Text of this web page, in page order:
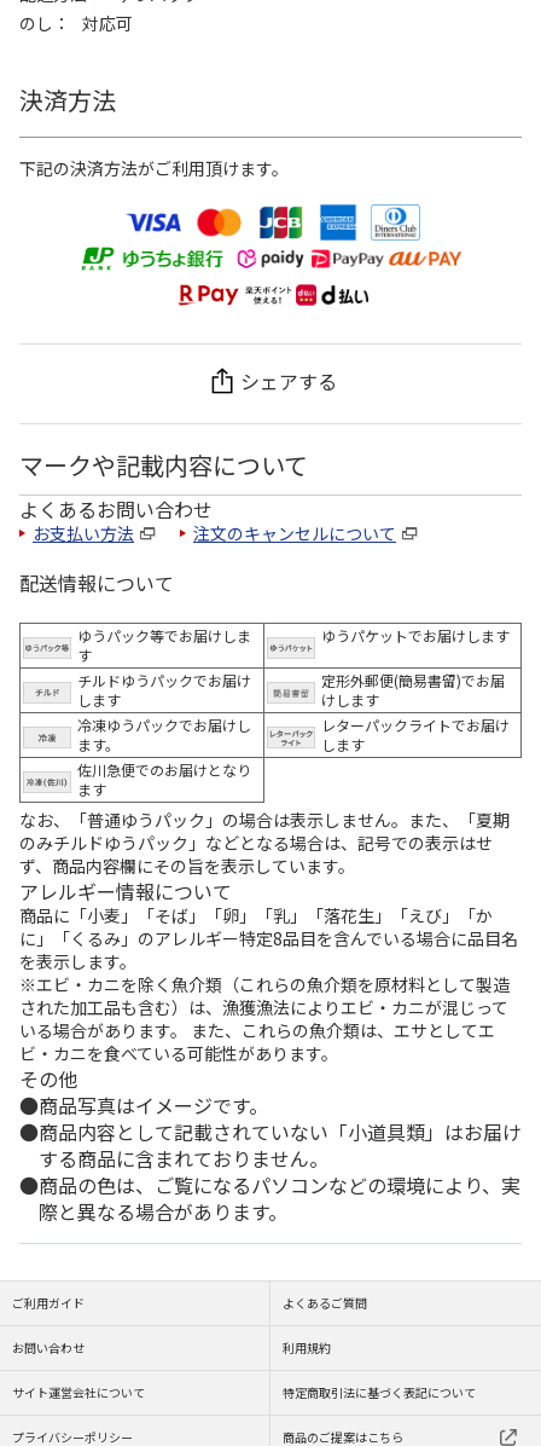
のし
対応可
決済方法
下記の決済方法がご利用頂けます。
シェアする
マークや記載内容について
よくあるお問い合わせ
お支払い方法 注文のキャンセルについて
配送情報について
ゆうパック等でお届けしま
す
ゆうパケットでお届けします
チルドゆうパックでお届け
します
定形外郵便(簡易書留)でお届
けします
冷凍ゆうパックでお届けし
ます。
レターパックライトでお届け
します
佐川急便でのお届けとなり
ます
なお、「普通ゆうパック」の場合は表示しません。また、「夏期
のみチルドゆうパック」などとなる場合は、記号での表示はせ
ず、商品内容欄にその旨を表示しています。
アレルギー情報について
商品に「小麦」「そば」「卵」「乳」「落花生」「えび」「か
に」「くるみ」のアレルギー特定8品目を含んでいる場合に品目名
を表示します。
※エビ・カニを除く魚介類（これらの魚介類を原材料として製造
された加工品も含む）は、漁獲漁法によりエビ・カニが混じって
いる場合があります。 また、これらの魚介類は、エサとしてエ
ビ・カニを食べている可能性があります。
その他
商品写真はイメージです。
商品内容として記載されていない「小道具類」はお届け
する商品に含まれておりません。
商品の色は、ご覧になるパソコンなどの環境により、実
際と異なる場合があります。
ご利用ガイド よくあるご質問
お問い合わせ 利用規約
サイト運営会社について 特定商取引法に基づく表記について
プライバシーポリシー 商品のご提案はこちら